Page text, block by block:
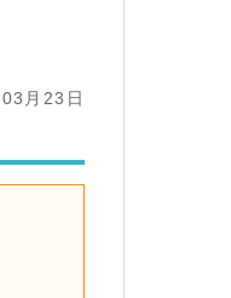
月23日